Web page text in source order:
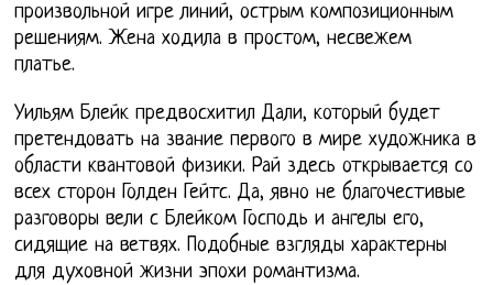
произвольной игре линий, острым композиционным
решениям. Жена ходила в простом, несвежем
платье.
Уильям Блейк предвосхитил Дали, который будет
претендовать на звание первого в мире художника в
области квантовой физики. Рай здесь открывается со
всех сторон Голден Гейтс. Да, явно не благочестивые
разговоры вели с Блейком Господь и ангелы его,
сидящие на ветвях. Подобные взгляды характерны
для духовной жизни эпохи романтизма.